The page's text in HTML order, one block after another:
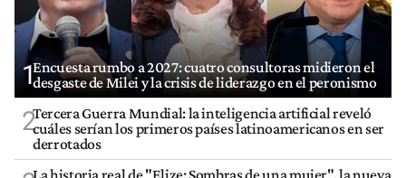
1Encuesta rumbo a 2027: cuatro consultoras midieron el
desgaste de Milei y la crisis de liderazgo en el peronismo
2Tercera Guerra Mundial: la inteligencia artificial reveló
cuáles serían los primeros países latinoamericanos en ser
derrotados